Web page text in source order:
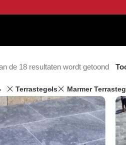
de 18 resultaten wordt getoond
Terrastegels Marmer